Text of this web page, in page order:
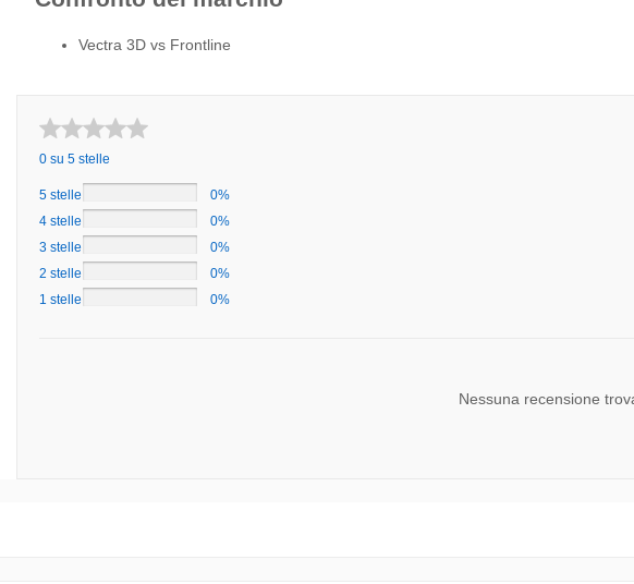
Vectra 3D vs Frontline
0 su 5 stelle
5 stelle
0%
4 stelle
0%
3 stelle
0%
2 stelle
0%
1 stelle
0%
Nessuna recensione